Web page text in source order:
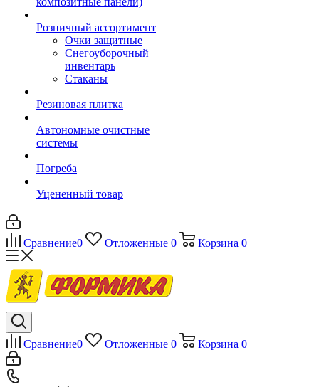
Розничный ассортимент
Очки защитные
Снегоуборочный
инвентарь
Стаканы
Резиновая плитка
Автономные очистные
системы
Погреба
Уцененный товар
Сравнение0 Отложенные 0 Корзина 0
Сравнение0 Отложенные 0 Корзина 0